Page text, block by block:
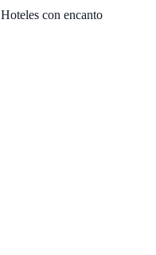
Hoteles con encanto